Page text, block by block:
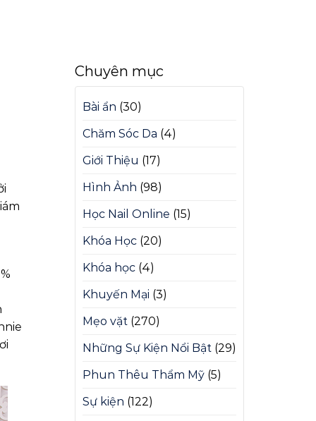
Chuyên mục
Bài ẩn (30)
Chăm Sóc Da (4)
Giới Thiệu (17)
Hình Ảnh (98)
Học Nail Online (15)
Khóa Học (20)
Khóa học (4)
Khuyến Mại (3)
Mẹo vặt (270)
Những Sự Kiện Nổi Bật (29)
Phun Thêu Thẩm Mỹ (5)
Sự kiện (122)